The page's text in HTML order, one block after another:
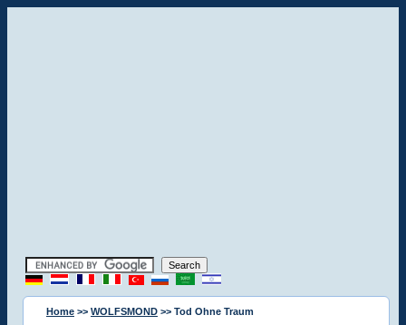
Home >> WOLFSMOND >> Tod Ohne Traum